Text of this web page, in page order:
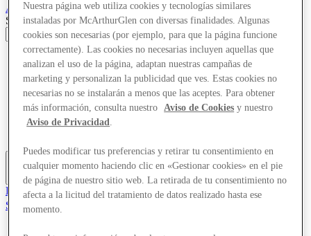
AshfordDesigner Outlet
Search input
Tiendas
Ofertas
Planifica tu visita
¿Qué pasa?
Comer y beber
Tarjetas regalo
Más
El Club
Salvado
es
Nuestra página web utiliza cookies y tecnologías similares
instaladas por McArthurGlen con diversas finalidades. Algunas
cookies son necesarias (por ejemplo, para que la página funcione
correctamente). Las cookies no necesarias incluyen aquellas que
analizan el uso de la página, adaptan nuestras campañas de
marketing y personalizan la publicidad que ves. Estas cookies no
necesarias no se instalarán a menos que las aceptes. Para obtener
más información, consulta nuestro
Aviso de Cookies y nuestro
Aviso de Privacidad.
Puedes modificar tus preferencias y retirar tu consentimiento en
cualquier momento haciendo clic en «Gestionar cookies» en el pie
de página de nuestro sitio web. La retirada de tu consentimiento no
afecta a la licitud del tratamiento de datos realizado hasta ese
momento.